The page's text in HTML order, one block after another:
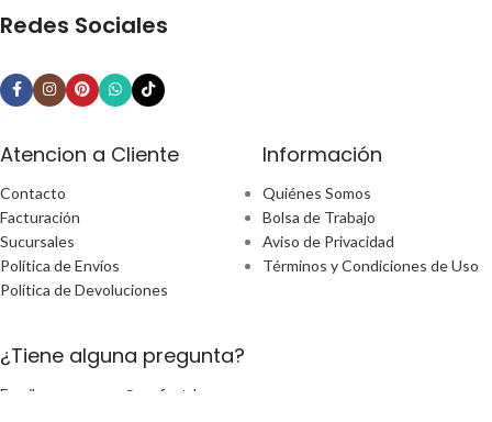
Redes Sociales
Atencion a Cliente
Contacto
Facturación
Sucursales
Política de Envíos
Política de Devoluciones
Información
Quiénes Somos
Bolsa de Trabajo
Aviso de Privacidad
Términos y Condiciones de Uso
¿Tiene alguna pregunta?
Email: ecommerce@perfect-home.com.mx